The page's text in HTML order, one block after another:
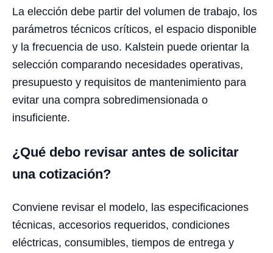
La elección debe partir del volumen de trabajo, los
parámetros técnicos críticos, el espacio disponible
y la frecuencia de uso. Kalstein puede orientar la
selección comparando necesidades operativas,
presupuesto y requisitos de mantenimiento para
evitar una compra sobredimensionada o
insuficiente.
¿Qué debo revisar antes de solicitar
una cotización?
Conviene revisar el modelo, las especificaciones
técnicas, accesorios requeridos, condiciones
eléctricas, consumibles, tiempos de entrega y